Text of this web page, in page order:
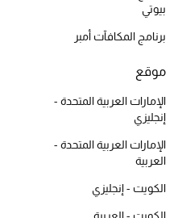
الجمال في بلوميز
هدايا
بيوتي
برنامج المكافآت أمبر
موقع
الإمارات العربية المتحدة -
إنجليزي
الإمارات العربية المتحدة -
العربية
الكويت - إنجليزي